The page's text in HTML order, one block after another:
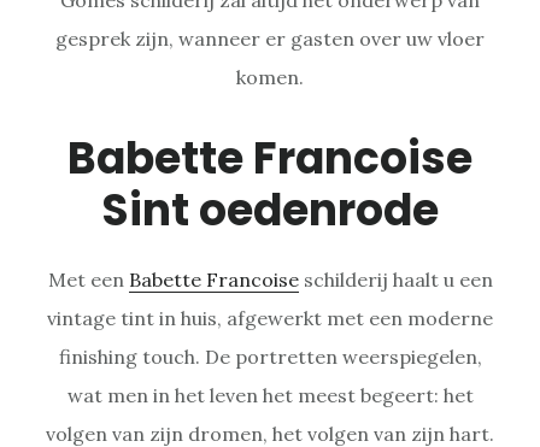
gesprek zijn, wanneer er gasten over uw vloer
komen.
Babette Francoise
Sint oedenrode
Met een Babette Francoiseschilderij haalt u een
vintage tint in huis, afgewerkt met een moderne
finishing touch. De portretten weerspiegelen,
wat men in het leven het meest begeert: het
volgen van zijn dromen, het volgen van zijn hart.